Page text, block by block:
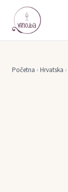
Početna › Hrvatska ›